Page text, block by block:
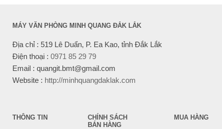
MÁY VĂN PHÒNG MINH QUANG ĐẮK LẮK
Địa chỉ : 519 Lê Duẩn, P. Ea Kao, tỉnh Đắk Lắk
Điện thoại : 0971 85 29 79
Email : quangit.bmt@gmail.com
Website : http://minhquangdaklak.com
THÔNG TIN
CHÍNH SÁCH
BÁN HÀNG
MUA HÀNG